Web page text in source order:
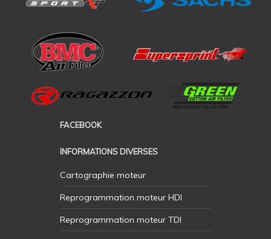
FACEBOOK
INFORMATIONS DIVERSES
Cartographie moteur
Reprogrammation moteur HDI
Reprogrammation moteur TDI